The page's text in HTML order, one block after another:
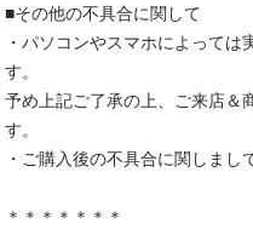
■その他の不具合に関して
・パソコンやスマホによっては
す。
予め上記ご了承の上、ご来店＆
す。
・ご購入後の不具合に関しまし
＊＊＊＊＊＊＊